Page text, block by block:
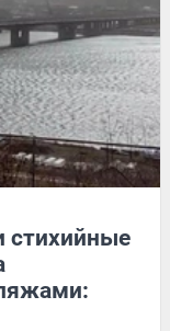
стихийные